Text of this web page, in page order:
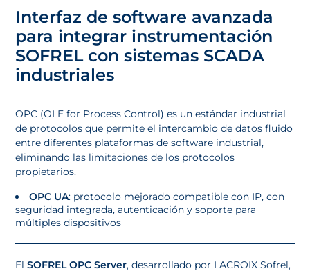
Interfaz de software avanzada
para integrar instrumentación
SOFREL con sistemas SCADA
industriales
OPC (OLE for Process Control) es un estándar industrial
de protocolos que permite el intercambio de datos fluido
entre diferentes plataformas de software industrial,
eliminando las limitaciones de los protocolos
propietarios.
OPC UA: protocolo mejorado compatible con IP, con
seguridad integrada, autenticación y soporte para
múltiples dispositivos
ElSOFREL OPC Server, desarrollado por LACROIX Sofrel,